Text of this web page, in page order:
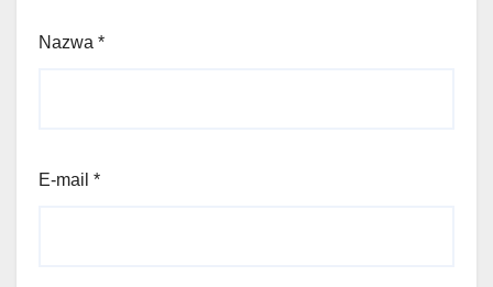
Nazwa *
E-mail *